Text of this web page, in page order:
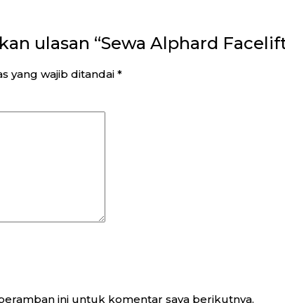
ulasan “Sewa Alphard
yang wajib ditandai*
ini untuk komentar saya berikutnya.